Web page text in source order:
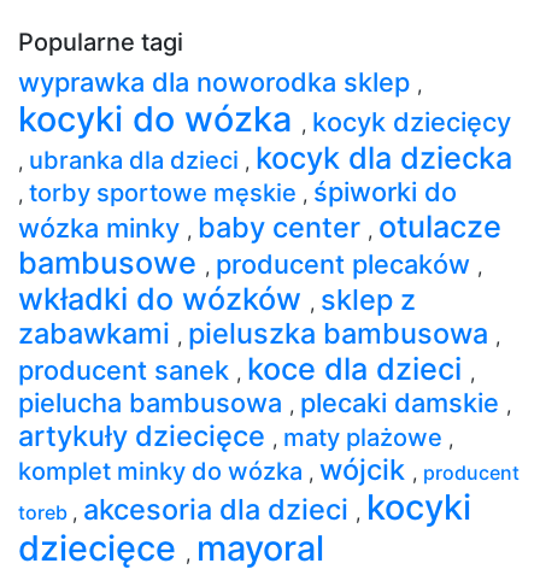
Popularne tagi
wyprawka dla noworodka sklep ,
kocyki do wózka , kocyk dziecięcy
, ubranka dla dzieci , kocyk dla dziecka
, torby sportowe męskie , śpiworki do
wózka minky , baby center , otulacze
bambusowe , producent plecaków ,
wkładki do wózków , sklep z
zabawkami , pieluszka bambusowa ,
producent sanek , koce dla dzieci ,
pielucha bambusowa , plecaki damskie ,
artykuły dziecięce , maty plażowe ,
komplet minky do wózka , wójcik , producent
toreb , akcesoria dla dzieci , kocyki
dziecięce , mayoral